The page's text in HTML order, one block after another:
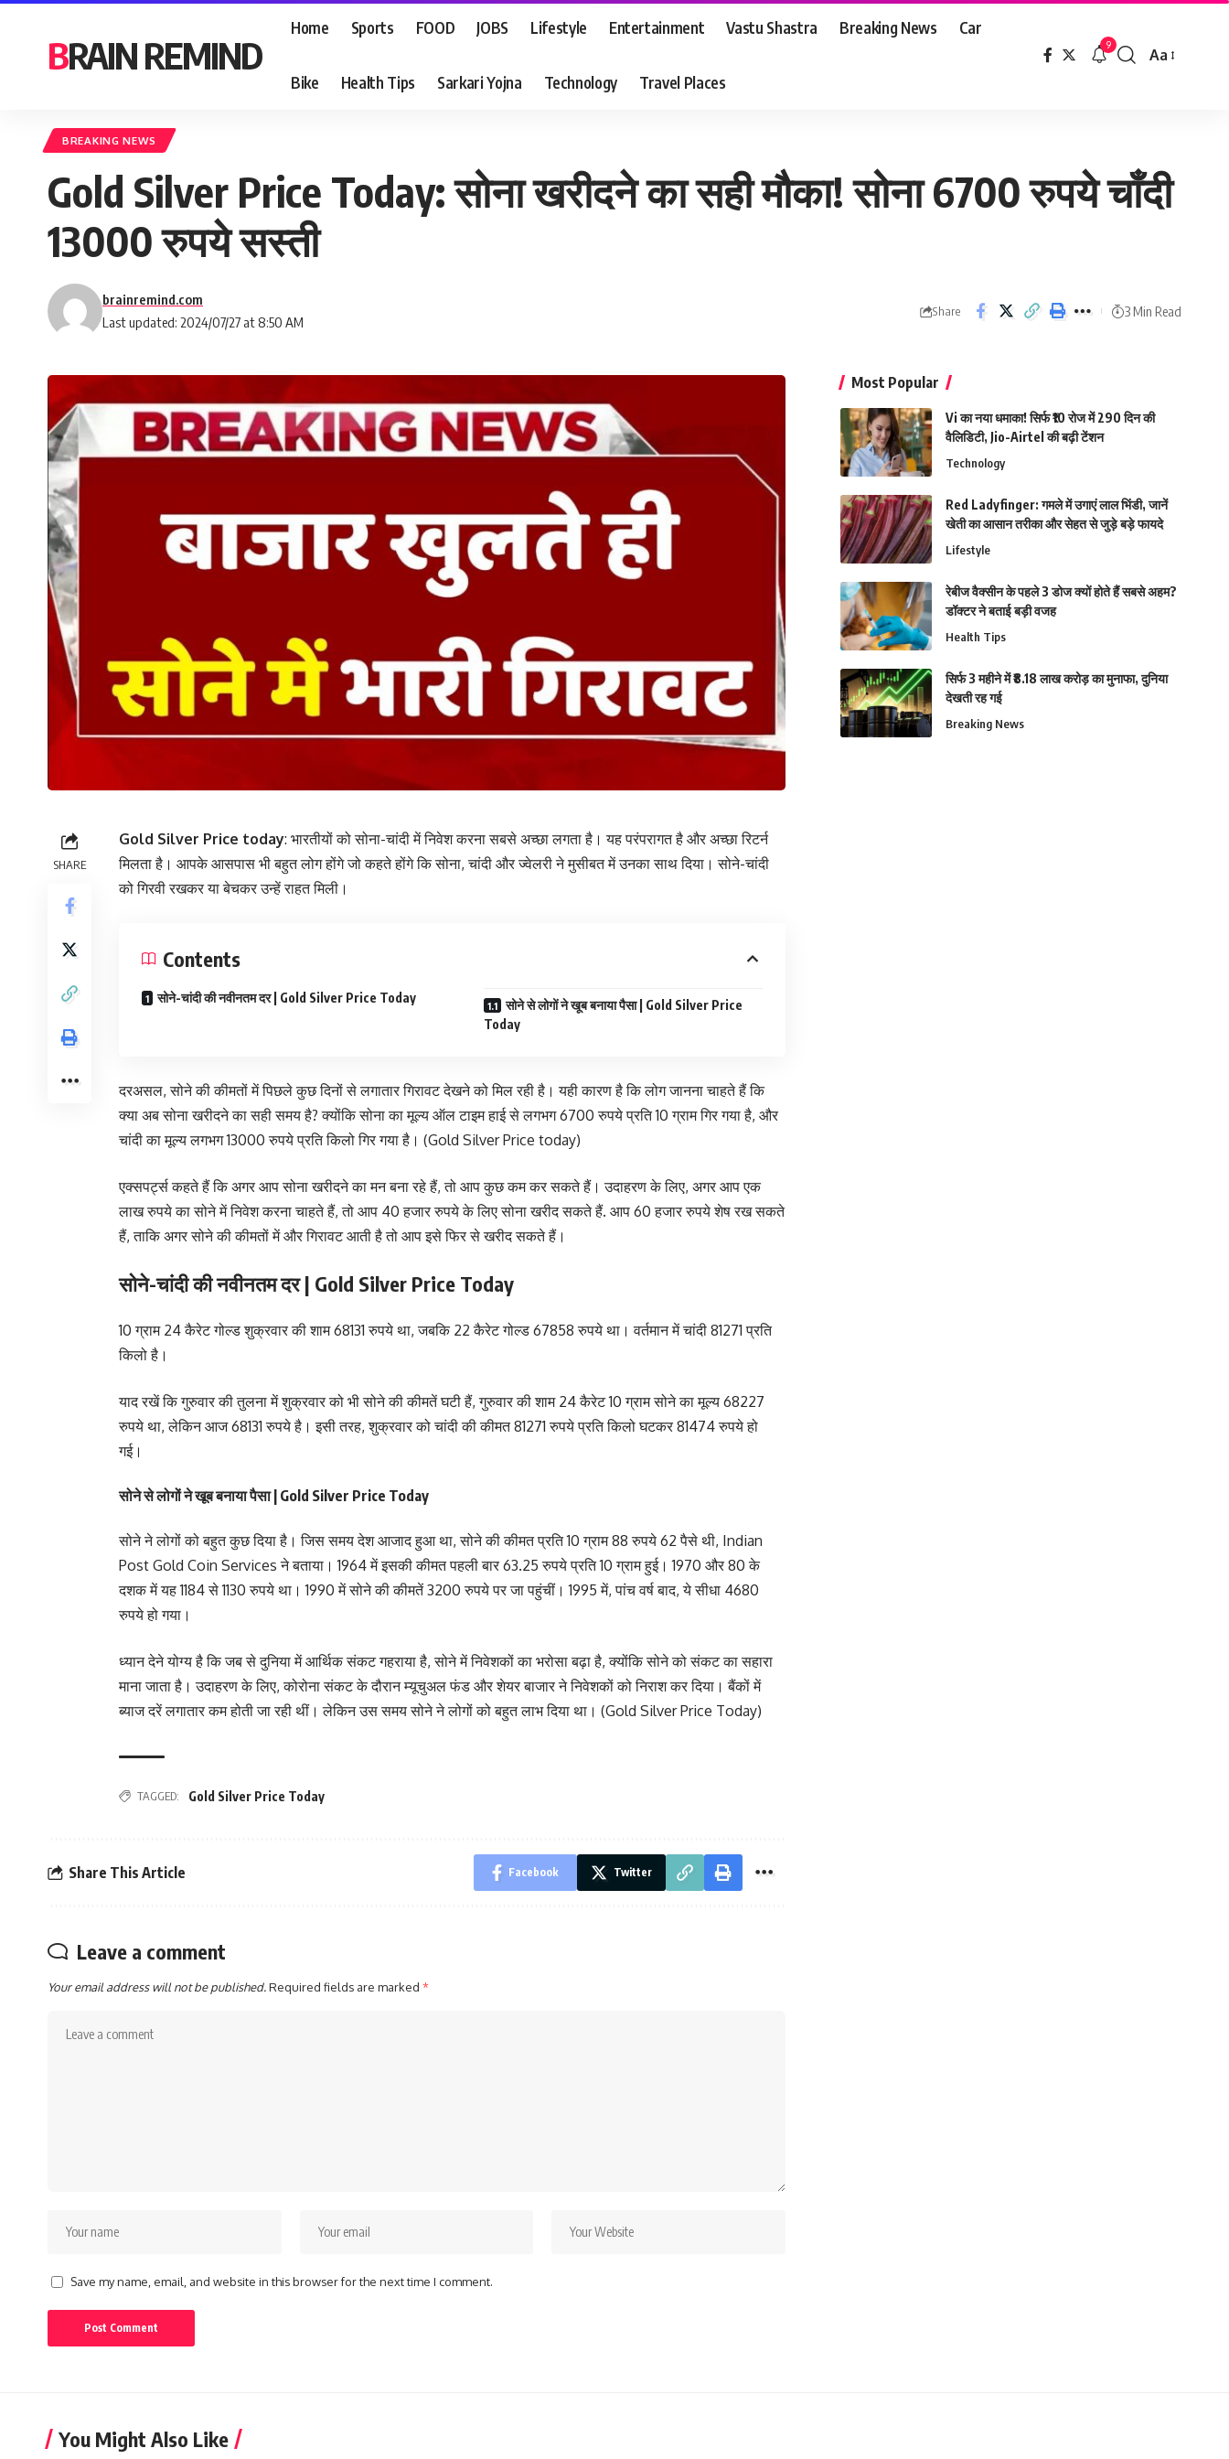
BRAIN REMIND
Home Sports FOOD JOBS Lifestyle Entertainment Vastu Shastra Breaking News Car
Bike Health Tips Sarkari Yojna Technology Travel Places
9
Font
Aa
BREAKING NEWS
Gold Silver Price Today: सोना खरीदने का सही मौका! सोना 6700 रुपये चाँदी
13000 रुपये सस्ती
Last updated: 2024/07/27 at 8:50 AM
brainremind.com
Share 3 Min Read
SHARE
Gold Silver Price today: भारतीयों को सोना-चांदी में निवेश करना सबसे अच्छा लगता है। यह परंपरागत है और अच्छा रिटर्न
मिलता है। आपके आसपास भी बहुत लोग होंगे जो कहते होंगे कि सोना, चांदी और ज्वेलरी ने मुसीबत में उनका साथ दिया। सोने-चांदी
को गिरवी रखकर या बेचकर उन्हें राहत मिली।
Contents
सोने-चांदी की नवीनतम दर | Gold Silver Price Today
सोने से लोगों ने खूब बनाया पैसा | Gold Silver Price
Today
दरअसल, सोने की कीमतों में पिछले कुछ दिनों से लगातार गिरावट देखने को मिल रही है। यही कारण है कि लोग जानना चाहते हैं कि
क्या अब सोना खरीदने का सही समय है? क्योंकि सोना का मूल्य ऑल टाइम हाई से लगभग 6700 रुपये प्रति 10 ग्राम गिर गया है, और
चांदी का मूल्य लगभग 13000 रुपये प्रति किलो गिर गया है। (Gold Silver Price today)
एक्सपर्ट्स कहते हैं कि अगर आप सोना खरीदने का मन बना रहे हैं, तो आप कुछ कम कर सकते हैं। उदाहरण के लिए, अगर आप एक
लाख रुपये का सोने में निवेश करना चाहते हैं, तो आप 40 हजार रुपये के लिए सोना खरीद सकते हैं. आप 60 हजार रुपये शेष रख सकते
हैं, ताकि अगर सोने की कीमतों में और गिरावट आती है तो आप इसे फिर से खरीद सकते हैं।
सोने-चांदी की नवीनतम दर | Gold Silver Price Today
10 ग्राम 24 कैरेट गोल्ड शुक्रवार की शाम 68131 रुपये था, जबकि 22 कैरेट गोल्ड 67858 रुपये था। वर्तमान में चांदी 81271 प्रति
किलो है।
याद रखें कि गुरुवार की तुलना में शुक्रवार को भी सोने की कीमतें घटी हैं, गुरुवार की शाम 24 कैरेट 10 ग्राम सोने का मूल्य 68227
रुपये था, लेकिन आज 68131 रुपये है। इसी तरह, शुक्रवार को चांदी की कीमत 81271 रुपये प्रति किलो घटकर 81474 रुपये हो
गई।
सोने से लोगों ने खूब बनाया पैसा | Gold Silver Price Today
सोने ने लोगों को बहुत कुछ दिया है। जिस समय देश आजाद हुआ था, सोने की कीमत प्रति 10 ग्राम 88 रुपये 62 पैसे थी, Indian
Post Gold Coin Services ने बताया। 1964 में इसकी कीमत पहली बार 63.25 रुपये प्रति 10 ग्राम हुई। 1970 और 80 के
दशक में यह 1184 से 1130 रुपये था। 1990 में सोने की कीमतें 3200 रुपये पर जा पहुंचीं। 1995 में, पांच वर्ष बाद, ये सीधा 4680
रुपये हो गया।
ध्यान देने योग्य है कि जब से दुनिया में आर्थिक संकट गहराया है, सोने में निवेशकों का भरोसा बढ़ा है, क्योंकि सोने को संकट का सहारा
माना जाता है। उदाहरण के लिए, कोरोना संकट के दौरान म्यूचुअल फंड और शेयर बाजार ने निवेशकों को निराश कर दिया। बैंकों में
ब्याज दरें लगातार कम होती जा रही थीं। लेकिन उस समय सोने ने लोगों को बहुत लाभ दिया था। (Gold Silver Price Today)
TAGGED: Gold Silver Price Today
Share This Article Facebook Twitter
Leave a comment
Your email address will not be published.Required fields are marked *
Save my name, email, and website in this browser for the next time I comment.
Most Popular
Vi का नया धमाका! सिर्फ ₹10 रोज में 290 दिन की
वैलिडिटी, Jio-Airtel की बढ़ी टेंशन
Technology
Red Ladyfinger: गमले में उगाएं लाल भिंडी, जानें
खेती का आसान तरीका और सेहत से जुड़े बड़े फायदे
Lifestyle
रेबीज वैक्सीन के पहले 3 डोज क्यों होते हैं सबसे अहम?
डॉक्टर ने बताई बड़ी वजह
Health Tips
सिर्फ 3 महीने में ₹8.18 लाख करोड़ का मुनाफा, दुनिया
देखती रह गई
Breaking News
You Might Also Like